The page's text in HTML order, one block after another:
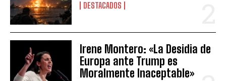
DESTACADOS
Irene Montero: «La Desidia de
Europa ante Trump es
Moralmente Inaceptable»